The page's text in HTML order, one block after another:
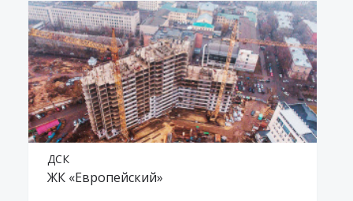
ДСК
ЖК «Европейский»